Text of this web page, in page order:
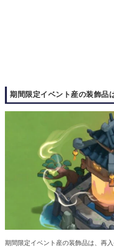
期間限定イベント産の装飾品
期間限定イベント産の装飾品は、再入